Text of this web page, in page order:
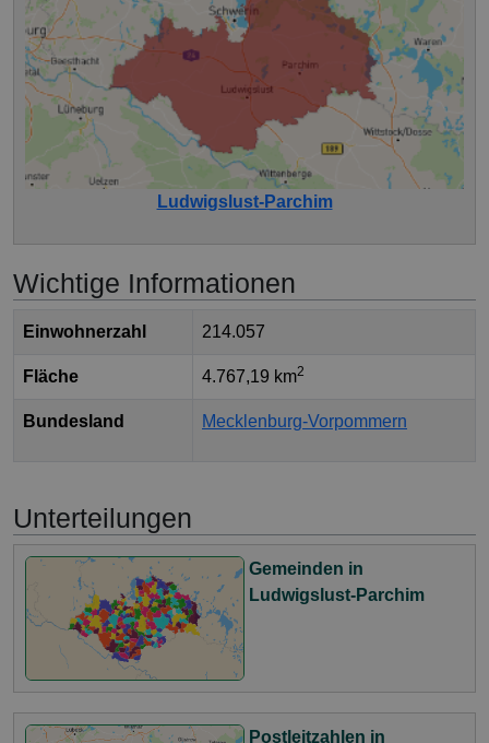
Ludwigslust-Parchim
Wichtige Informationen
Einwohnerzahl 214.057
Fläche 4.767,19 km2
Bundesland Mecklenburg-Vorpommern
Unterteilungen
Gemeinden in
Ludwigslust-Parchim
Postleitzahlen in